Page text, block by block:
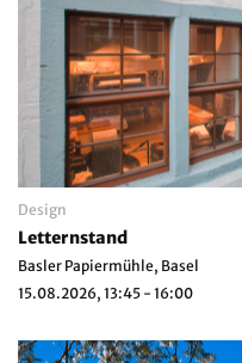
Design
Letternstand
Basler Papiermühle, Basel
15.08.2026, 13:45 - 16:00